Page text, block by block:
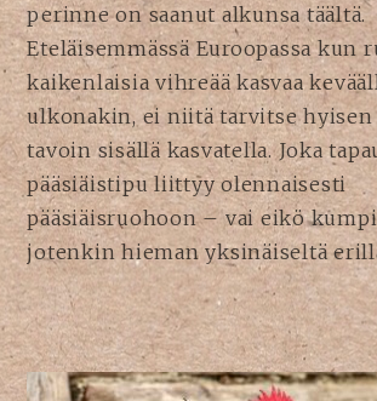
perinne on saanut alkunsa täältä.
Eteläisemmässä Euroopassa kun
kaikenlaisia vihreää kasvaa
ulkonakin, ei niitä tarvitse hyisen
tavoin sisällä kasvatella. Joka
pääsiäistipu liittyy olennaisesti
pääsiäisruohoon – vai eikö
jotenkin hieman yksinäiseltä